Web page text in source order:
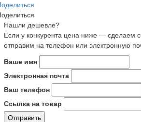
Нашли дешевле?
Если у конкурента цена ниже — сделаем
отправим на телефон или электронную
Ваше имя
Электронная почта
Ваш телефон
Ссылка на товар
Отправить